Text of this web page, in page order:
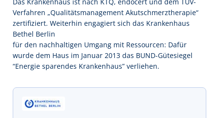
Das Krankenhaus ist nach KTQ, endocert und dem TÜV-
Verfahren „Qualitätsmanagement Akutschmerztherapie“
zertifiziert. Weiterhin engagiert sich das Krankenhaus
Bethel Berlin
für den nachhaltigen Umgang mit Ressourcen: Dafür
wurde dem Haus im Januar 2013 das BUND-Gütesiegel
“Energie sparendes Krankenhaus” verliehen.